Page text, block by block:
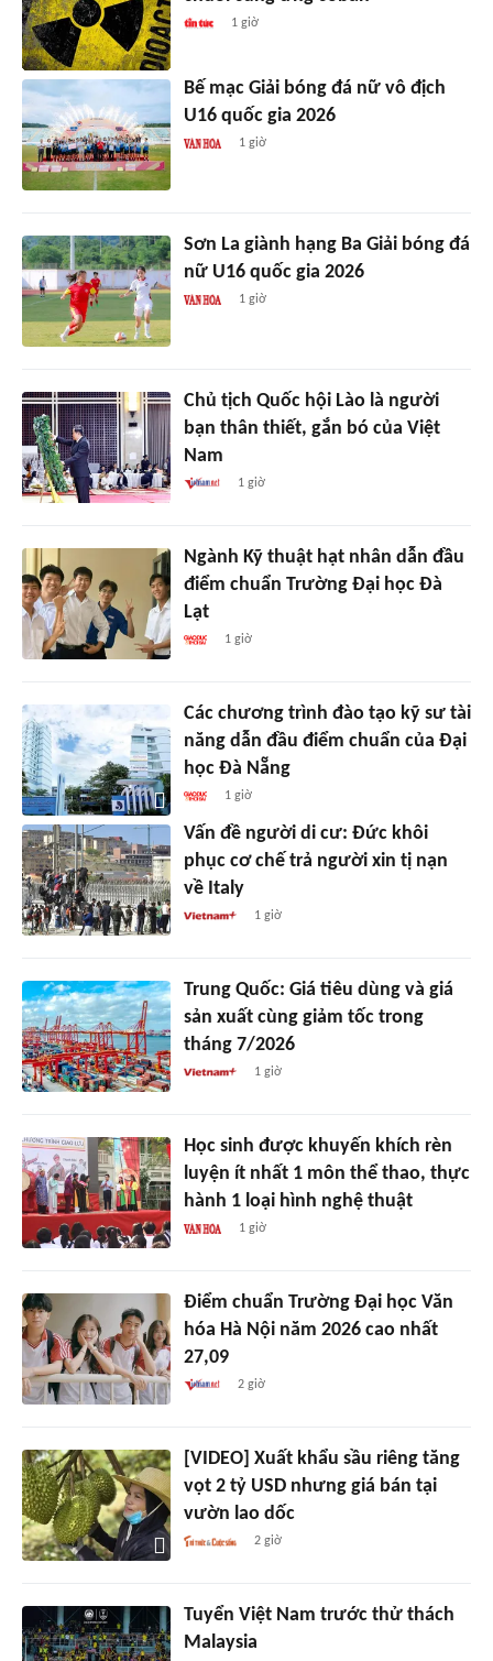
1 giờ
Bế mạc Giải bóng đá nữ vô địch
U16 quốc gia 2026
1 giờ
Sơn La giành hạng Ba Giải bóng đá
nữ U16 quốc gia 2026
1 giờ
Chủ tịch Quốc hội Lào là người
bạn thân thiết, gắn bó của Việt
Nam
1 giờ
Ngành Kỹ thuật hạt nhân dẫn đầu
điểm chuẩn Trường Đại học Đà
Lạt
1 giờ
Các chương trình đào tạo kỹ sư tài
năng dẫn đầu điểm chuẩn của Đại
học Đà Nẵng
1 giờ
Vấn đề người di cư: Đức khôi
phục cơ chế trả người xin tị nạn
về Italy
1 giờ
Trung Quốc: Giá tiêu dùng và giá
sản xuất cùng giảm tốc trong
tháng 7/2026
1 giờ
Học sinh được khuyến khích rèn
luyện ít nhất 1 môn thể thao, thực
hành 1 loại hình nghệ thuật
1 giờ
Điểm chuẩn Trường Đại học Văn
hóa Hà Nội năm 2026 cao nhất
27,09
2 giờ
[VIDEO] Xuất khẩu sầu riêng tăng
vọt 2 tỷ USD nhưng giá bán tại
vườn lao dốc
2 giờ
Tuyển Việt Nam trước thử thách
Malaysia